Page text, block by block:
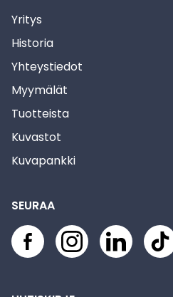
Yritys
Historia
Yhteystiedot
Myymälät
Tuotteista
Kuvastot
Kuvapankki
SEURAA